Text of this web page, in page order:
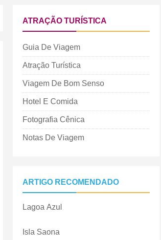
ATRAÇÃO TURÍSTICA
Guia De Viagem
Atração Turística
Viagem De Bom Senso
Hotel E Comida
Fotografia Cênica
Notas De Viagem
ARTIGO RECOMENDADO
Lagoa Azul
Isla Saona